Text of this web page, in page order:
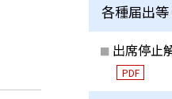
各種届出等
出席停止
PDF